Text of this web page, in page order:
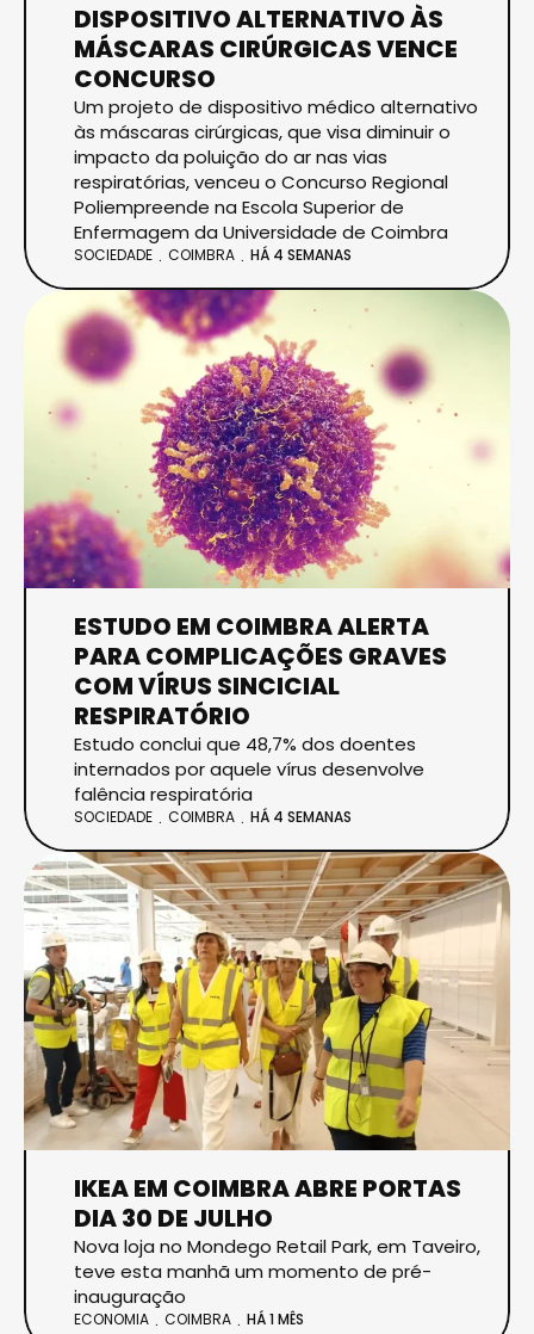
DISPOSITIVO ALTERNATIVO ÀS
MÁSCARAS CIRÚRGICAS VENCE
CONCURSO
Um projeto de dispositivo médico alternativo
às máscaras cirúrgicas, que visa diminuir o
impacto da poluição do ar nas vias
respiratórias, venceu o Concurso Regional
Poliempreende na Escola Superior de
Enfermagem da Universidade de Coimbra
SOCIEDADE COIMBRA HÁ 4 SEMANAS
ESTUDO EM COIMBRA ALERTA
PARA COMPLICAÇÕES GRAVES
COM VÍRUS SINCICIAL
RESPIRATÓRIO
Estudo conclui que 48,7% dos doentes
internados por aquele vírus desenvolve
falência respiratória
SOCIEDADE COIMBRA HÁ 4 SEMANAS
IKEA EM COIMBRA ABRE PORTAS
DIA 30 DE JULHO
Nova loja no Mondego Retail Park, em Taveiro,
teve esta manhã um momento de pré-
inauguração
ECONOMIA COIMBRA HÁ 1 MÊS